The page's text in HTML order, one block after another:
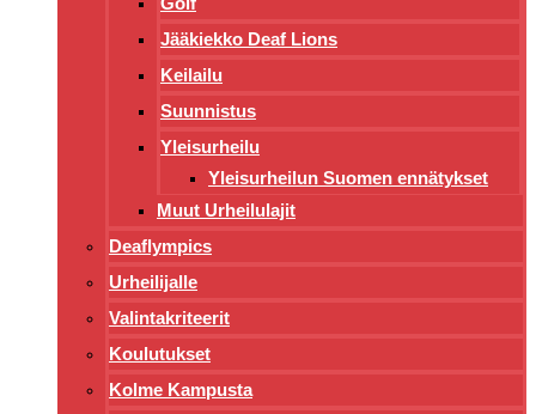
Jääkiekko Deaf Lions
Keilailu
Suunnistus
Yleisurheilu
Yleisurheilun Suomen ennätykset
Muut Urheilulajit
Deaflympics
Urheilijalle
Valintakriteerit
Koulutukset
Kolme Kampusta